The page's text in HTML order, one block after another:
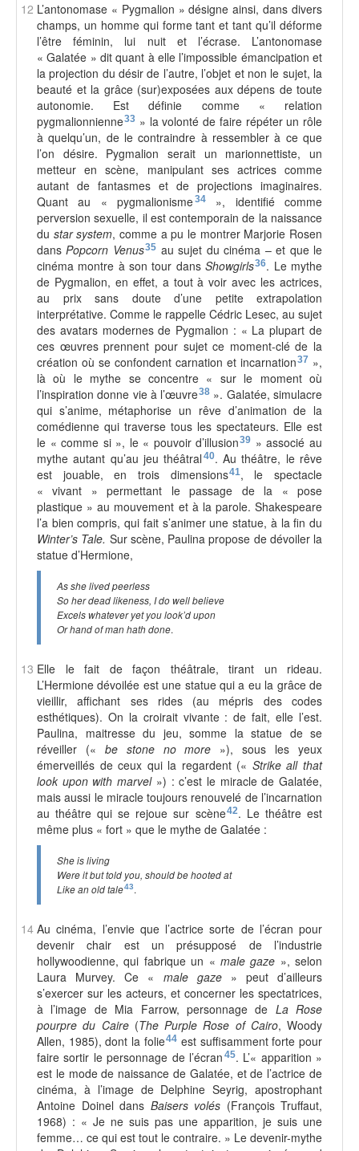
12 L’antonomase « Pygmalion » désigne ainsi, dans divers
champs, un homme qui forme tant et tant qu’il déforme
l’être féminin, lui nuit et l’écrase. L’antonomase
« Galatée » dit quant à elle l’impossible émancipation et
la projection du désir de l’autre, l’objet et non le sujet, la
beauté et la grâce (sur)exposées aux dépens de toute
autonomie. Est définie comme « relation
pygmalionnienne33 » la volonté de faire répéter un rôle
à quelqu’un, de le contraindre à ressembler à ce que
l’on désire. Pygmalion serait un marionnettiste, un
metteur en scène, manipulant ses actrices comme
autant de fantasmes et de projections imaginaires.
Quant au « pygmalionisme34», identifié comme
perversion sexuelle, il est contemporain de la naissance
du star system, comme a pu le montrer Marjorie Rosen
dansPopcorn Venus35 au sujet du cinéma – et que le
cinéma montre à son tour dansShowgirls36. Le mythe
de Pygmalion, en effet, a tout à voir avec les actrices,
au prix sans doute d’une petite extrapolation
interprétative. Comme le rappelle Cédric Lesec, au sujet
des avatars modernes de Pygmalion : « La plupart de
ces œuvres prennent pour sujet ce moment-clé de la
création où se confondent carnation et incarnation37 »,
là où le mythe se concentre « sur le moment où
l’inspiration donne vie à l’œuvre38 ». Galatée, simulacre
qui s’anime, métaphorise un rêve d’animation de la
comédienne qui traverse tous les spectateurs. Elle est
le « comme si », le « pouvoir d’illusion39 » associé au
mythe autant qu’au jeu théâtral 40. Au théâtre, le rêve
est jouable, en trois dimensions41, le spectacle
« vivant » permettant le passage de la « pose
plastique » au mouvement et à la parole. Shakespeare
l’a bien compris, qui fait s’animer une statue, à la fin du
Winter’s Tale. Sur scène, Paulina propose de dévoiler la
statue d’Hermione,
As she lived peerless
So her dead likeness, I do well believe
Excels whatever yet you look’d upon
Or hand of man hath done.
13 Elle le fait de façon théâtrale, tirant un rideau.
L’Hermione dévoilée est une statue qui a eu la grâce de
vieillir, affichant ses rides (au mépris des codes
esthétiques). On la croirait vivante : de fait, elle l’est.
Paulina, maitresse du jeu, somme la statue de se
réveiller (« be stone no more »), sous les yeux
émerveillés de ceux qui la regardent (« Strike all that
look upon with marvel ») : c’est le miracle de Galatée,
mais aussi le miracle toujours renouvelé de l’incarnation
au théâtre qui se rejoue sur scène42. Le théâtre est
même plus « fort » que le mythe de Galatée :
She is living
Were it but told you, should be hooted at
Like an old tale43.
14 Au cinéma, l’envie que l’actrice sorte de l’écran pour
devenir chair est un présupposé de l’industrie
hollywoodienne, qui fabrique un « male gaze », selon
Laura Murvey. Ce « male gaze» peut d’ailleurs
s’exercer sur les acteurs, et concerner les spectatrices,
à l’image de Mia Farrow, personnage de La Rose
pourpre du Caire (The Purple Rose of Cairo, Woody
Allen, 1985), dont la folie44 est suffisamment forte pour
faire sortir le personnage de l’écran 45. L’« apparition »
est le mode de naissance de Galatée, et de l’actrice de
cinéma, à l’image de Delphine Seyrig, apostrophant
Antoine Doinel dans Baisers volés (François Truffaut,
1968) : « Je ne suis pas une apparition, je suis une
femme… ce qui est tout le contraire. » Le devenir-mythe